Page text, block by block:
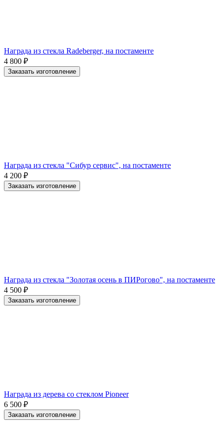
Награда из стекла Radeberger, на постаменте
4 800 ₽
Заказать изготовление
Награда из стекла "Сибур сервис", на постаменте
4 200 ₽
Заказать изготовление
Награда из стекла "Золотая осень в ПИРогово", на постаменте
4 500 ₽
Заказать изготовление
Награда из дерева со стеклом Pioneer
6 500 ₽
Заказать изготовление